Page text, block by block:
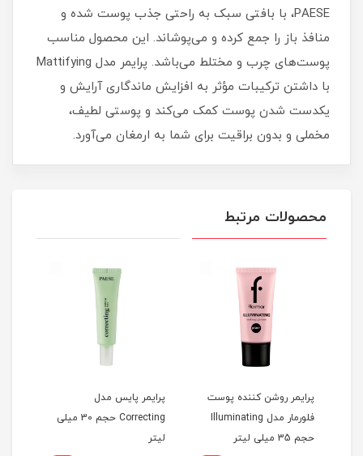
PAESE، با بافتی سبک به راحتی جذب پوست شده و
منافذ باز را جمع کرده و می‌پوشاند. این محصول مناسب
پوست‌های چرب و مختلط می‌باشد. پرایمر مدل Mattifying
با داشتن ترکیبات مؤثر به افزایش ماندگاری آرایش و
یکدست شدن پوست کمک می‌کند و پوستی لطیف،
مخملی و بدون براقیت برای شما به ارمغان می‌آورد.
محصولات مرتبط
پرایمر روشن کننده پوست
فلورمار مدل Illuminating
حجم 35 میلی لیتر
پرایمر پایس مدل
Correcting حجم 30 میلی
لیتر